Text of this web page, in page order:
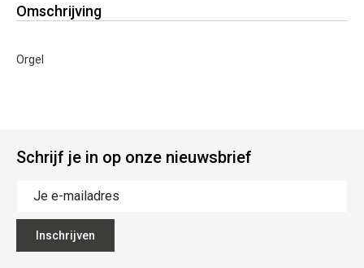
Omschrijving
Orgel
Schrijf je in op onze nieuwsbrief
Inschrijven